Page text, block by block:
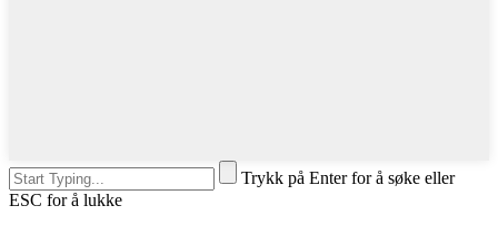
Trykk på Enter for å søke eller
ESC for å lukke